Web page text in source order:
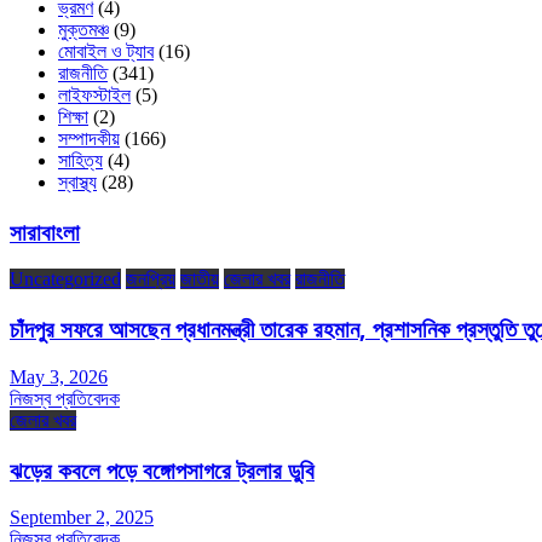
ভ্রমণ(4)
মুক্তমঞ্চ (9)
মোবাইল ও ট্যাব(16)
রাজনীতি(341)
লাইফস্টাইল(5)
শিক্ষা (2)
সম্পাদকীয় (166)
সাহিত্য (4)
স্বাস্থ্য (28)
সারাবাংলা
Uncategorized জনপ্রিয় জাতীয় জেলার খবর রাজনীতি
চাঁদপুর সফরে আসছেন প্রধানমন্ত্রী তারেক রহমান, প্রশাসনিক প্রস্তুতি
May 3, 2026
নিজস্ব প্রতিবেদক
জেলার খবর
ঝড়ের কবলে পড়ে বঙ্গোপসাগরে ট্রলার ডুবি
September 2, 2025